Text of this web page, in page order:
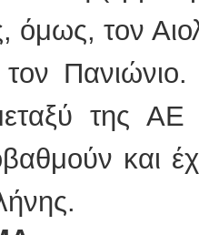
όμως, τον
Πανιώνιο.
της
και